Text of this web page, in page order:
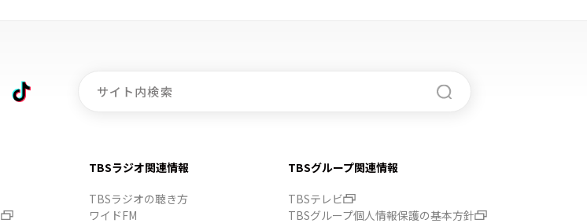
TBSラジオ関連情報
TBSラジオの聴き方
ワイドFM
TBSグループ関連情報
TBSテレビ
TBSグループ個人情報保護の基本方針